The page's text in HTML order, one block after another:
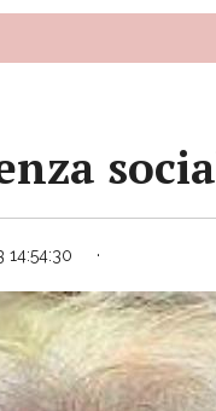
14:54:30